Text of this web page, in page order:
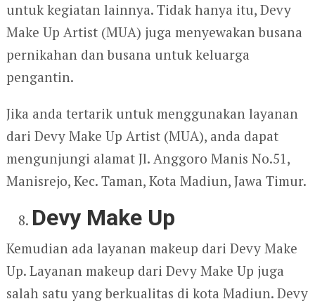
untuk kegiatan lainnya. Tidak hanya itu, Devy
Make Up Artist (MUA) juga menyewakan busana
pernikahan dan busana untuk keluarga
pengantin.
Jika anda tertarik untuk menggunakan layanan
dari Devy Make Up Artist (MUA), anda dapat
mengunjungi alamat Jl. Anggoro Manis No.51,
Manisrejo, Kec. Taman, Kota Madiun, Jawa Timur.
Devy Make Up
Kemudian ada layanan makeup dari Devy Make
Up. Layanan makeup dari Devy Make Up juga
salah satu yang berkualitas di kota Madiun. Devy